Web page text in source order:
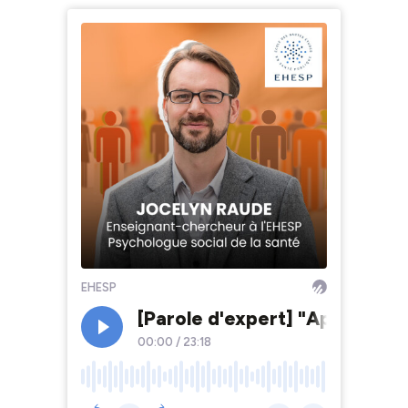
EHESP
[Parole d'expert] "Après 50
00:00 / 23:18